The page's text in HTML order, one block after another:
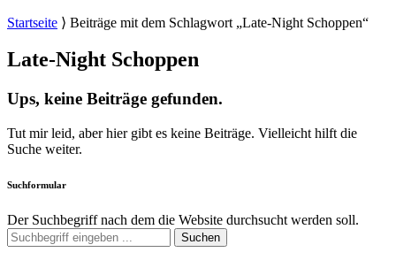
Startseite ⟩ Beiträge mit dem Schlagwort „Late-Night Schoppen“
Late-Night Schoppen
Ups, keine Beiträge gefunden.
Tut mir leid, aber hier gibt es keine Beiträge. Vielleicht hilft die
Suche weiter.
Suchformular
Der Suchbegriff nach dem die Website durchsucht werden soll.
Suchen